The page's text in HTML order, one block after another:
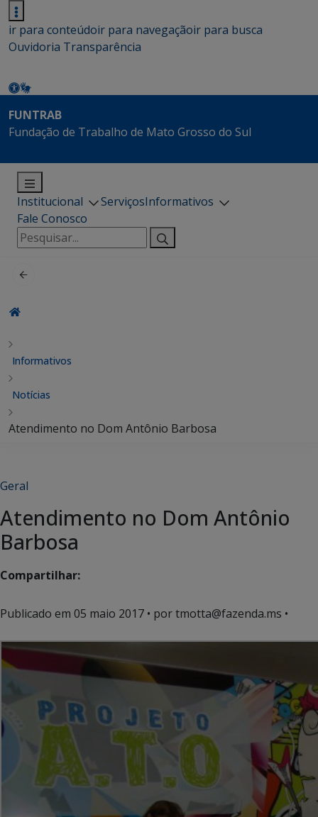
ir para conteúdoir para navegaçãoir para busca
Ouvidoria Transparência
FUNTRAB
Fundação de Trabalho de Mato Grosso do Sul
Institucional ServiçosInformativos
Fale Conosco
Pesquisar
por:
Informativos
Notícias
Atendimento no Dom Antônio Barbosa
Geral
Atendimento no Dom Antônio
Barbosa
Compartilhar:
Publicado em 05 maio 2017 • por tmotta@fazenda.ms •